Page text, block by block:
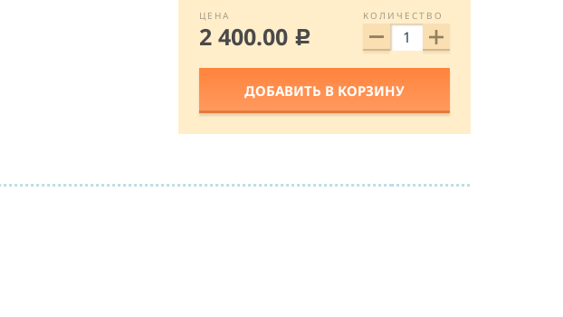
ЦЕНА
2 400.00 c
КОЛИЧЕСТВО
ДОБАВИТЬ В КОРЗИНУ